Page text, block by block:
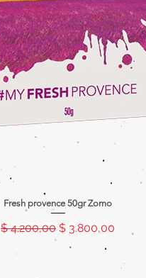
Fresh provence 50gr Zomo
Precio
$ 4.200,00 Precio de oferta
$ 3.800,00